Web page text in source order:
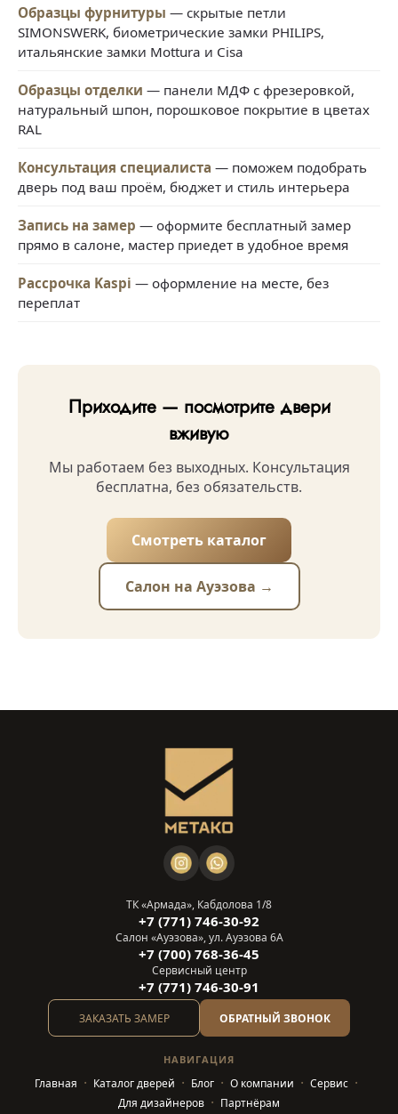
Образцы фурнитуры — скрытые петли
SIMONSWERK, биометрические замки PHILIPS,
итальянские замки Mottura и Cisa
Образцы отделки — панели МДФ с фрезеровкой,
натуральный шпон, порошковое покрытие в цветах
RAL
Консультация специалиста — поможем подобрать
дверь под ваш проём, бюджет и стиль интерьера
Запись на замер — оформите бесплатный замер
прямо в салоне, мастер приедет в удобное время
Рассрочка Kaspi — оформление на месте, без
переплат
Приходите — посмотрите двери
вживую
Мы работаем без выходных. Консультация
бесплатна, без обязательств.
Смотреть каталог
Салон на Ауэзова →
НАВИГАЦИЯ
Главная Каталог дверей Блог О компании
Сервис
Для дизайнеров
Партнёрам
ТК «Армада», Кабдолова 1/8
+7 (771) 746-30-92
Салон «Ауэзова», ул. Ауэзова 6А
+7 (700) 768-36-45
Сервисный центр
+7 (771) 746-30-91
ЗАКАЗАТЬ ЗАМЕР ОБРАТНЫЙ ЗВОНОК